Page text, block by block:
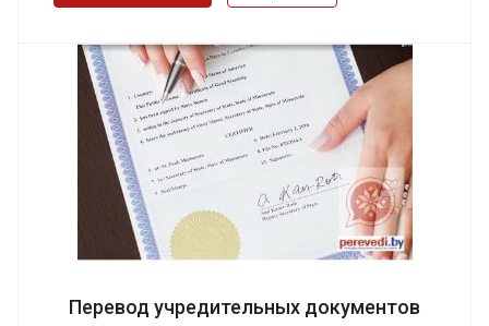
Перевод учредительных документов